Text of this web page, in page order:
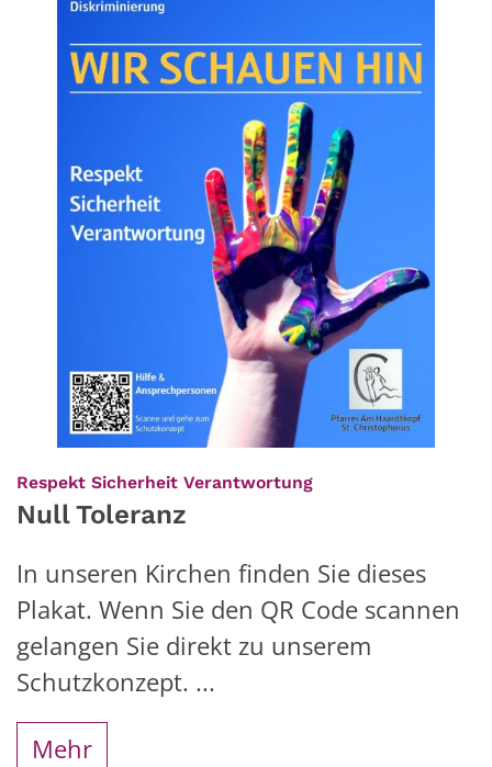
Respekt Sicherheit Verantwortung:
Null Toleranz
In unseren Kirchen finden Sie dieses
Plakat. Wenn Sie den QR Code scannen
gelangen Sie direkt zu unserem
Schutzkonzept. ...
Mehr